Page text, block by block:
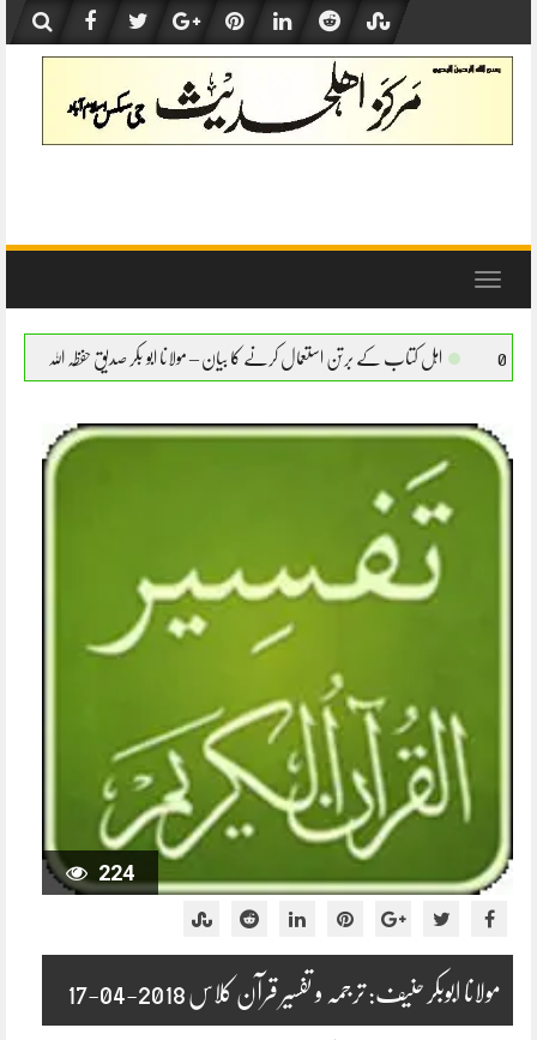
content
Toggle
استعمال کرنے کا بیان – مولانا ابو بکر صدیق حفظہ اللہ اہل کتاب کے برتن استعمال
224
مولانا ابوبکر حنیف: ترجمہ و تفسیر قرآن کلاس 2018-04-17